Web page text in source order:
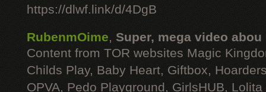
https://dlwf.link/d/4DgB
RubenmOime, Super, mega video abou
Content from TOR websites Magic
Childs Play, Baby Heart, Giftbox,
OPVA, Pedo Playground, GirlsHUB, Lolita